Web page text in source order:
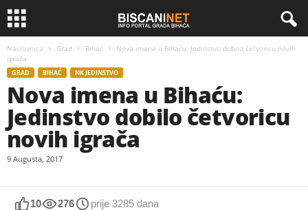
Naslovnica Grad Bihać
Nova imena u Bihaću: Jedinstvo dobilo četvoricu novih
igrača
GRAD BIHAĆ NK JEDINSTVO
Nova imena u Bihaću:
Jedinstvo dobilo četvoricu
novih igrača
9 Augusta, 2017
10 276 prije 3285 dana